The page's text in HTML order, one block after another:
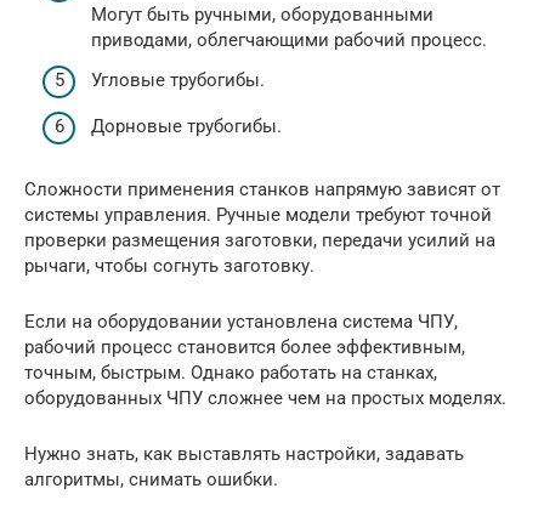
Могут быть ручными, оборудованными
приводами, облегчающими рабочий процесс.
Угловые трубогибы.
Дорновые трубогибы.
Сложности применения станков напрямую зависят от
системы управления. Ручные модели требуют точной
проверки размещения заготовки, передачи усилий на
рычаги, чтобы согнуть заготовку.
Если на оборудовании установлена система ЧПУ,
рабочий процесс становится более эффективным,
точным, быстрым. Однако работать на станках,
оборудованных ЧПУ сложнее чем на простых моделях.
Нужно знать, как выставлять настройки, задавать
алгоритмы, снимать ошибки.